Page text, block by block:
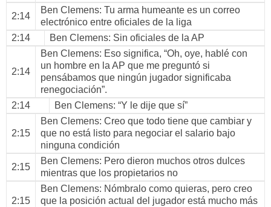
2:14
Ben Clemens: Tu arma humeante es un correo
electrónico entre oficiales de la liga
2:14
Ben Clemens: Sin oficiales de la AP
2:14
Ben Clemens: Eso significa, “Oh, oye, hablé con
un hombre en la AP que me preguntó si
pensábamos que ningún jugador significaba
renegociación”.
2:14
Ben Clemens: “Y le dije que sí”
2:15
Ben Clemens: Creo que todo tiene que cambiar y
que no está listo para negociar el salario bajo
ninguna condición
2:15
Ben Clemens: Pero dieron muchos otros dulces
mientras que los propietarios no
2:15
Ben Clemens: Nómbralo como quieras, pero creo
que la posición actual del jugador está mucho más